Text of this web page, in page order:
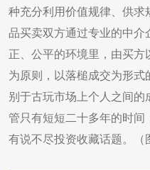
种充分利用价值规律、供
品买卖双方通过专业的中
正、公平的环境里，由买
为原则，以落槌成交为形式
别于古玩市场上个人之间
管只有短短二十多年的时间
有说不尽投资收藏话题。（